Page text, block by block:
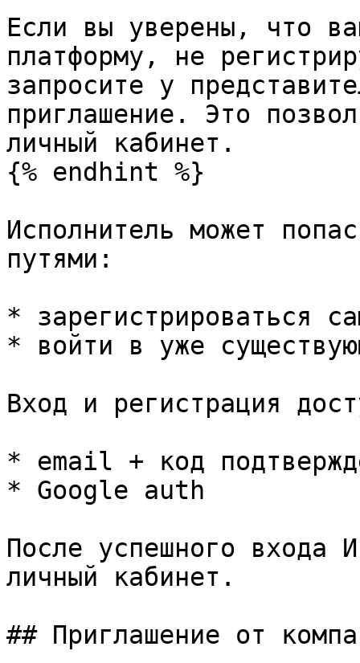
Если вы уверены, что
платформу, не
запросите у
приглашение. Это
личный кабинет.
{% endhint %}
Исполнитель может
путями:
* зарегистрироваться
* войти в уже
Вход и регистрация
* email + код
* Google auth
После успешного входа
личный кабинет.
## Приглашение от